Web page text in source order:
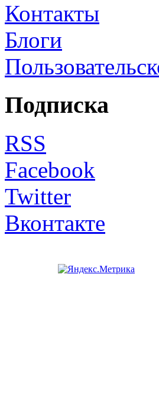
Контакты
Блоги
Подписка
RSS
Facebook
Twitter
Вконтакте